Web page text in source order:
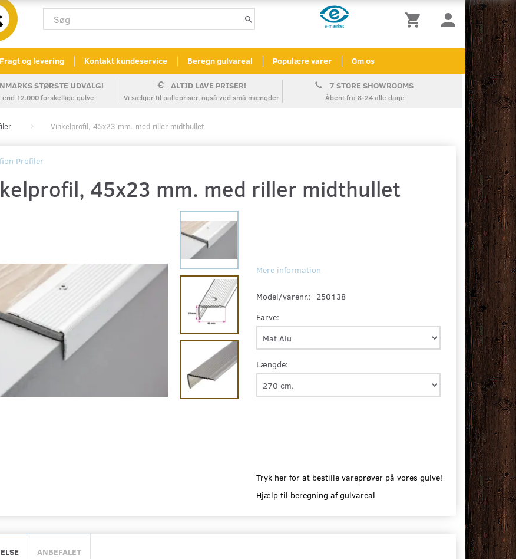
Fragt og levering Kontakt kundeservice Beregn gulvareal Populære varer Om os
STØRSTE UDVALG!
end 12.000 forskellige gulve
ALTID LAVE PRISER!
Vi sælger til pallepriser, også ved små mængder
7 STORE SHOWROOMS
Åbent fra 8-24 alle dage
Vinkelprofil, 45x23 mm. med riller midthullet
Profiler
45x23 mm. med riller midthullet
Mere information
Model/varenr.: 250138
Farve:
Længde:
Tryk her for at bestille vareprøver på vores gulve!
Hjælp til beregning af gulvareal
ANBEFALET